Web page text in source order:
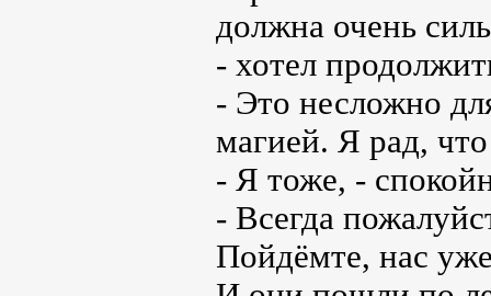
должна очень
- хотел
- Это несложно
магией. Я рад,
- Я тоже, -
- Всегда
Пойдёмте, нас